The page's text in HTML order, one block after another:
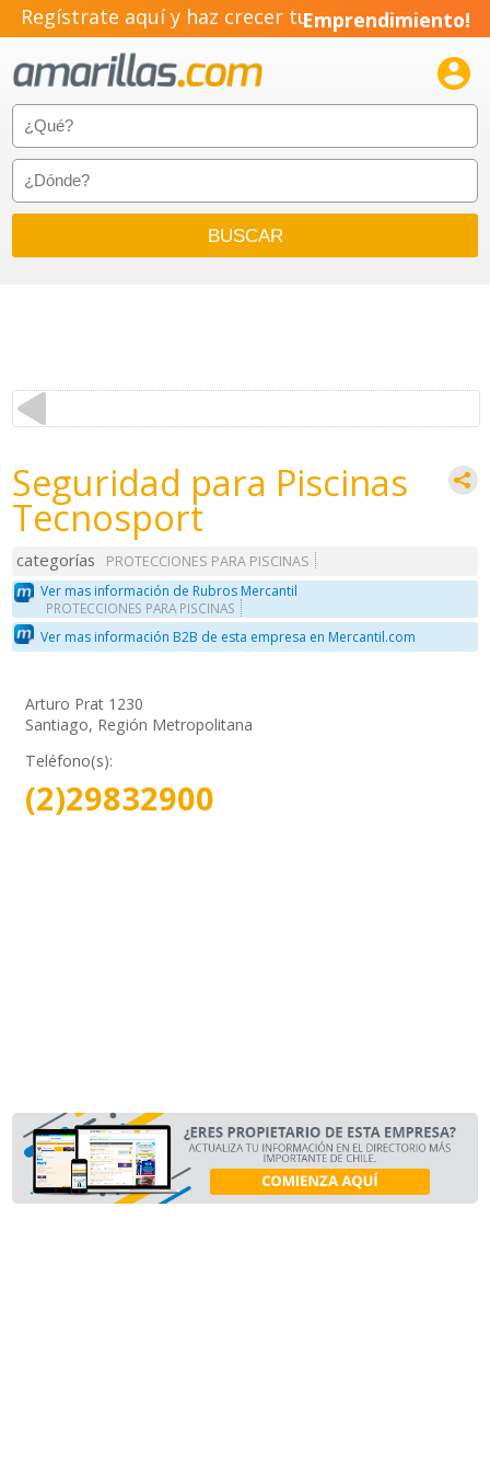
Regístrate aquí y haz crecer tuEmprendimiento!

Seguridad para Piscinas
Tecnosport
categorías
PROTECCIONES PARA PISCINAS
Ver mas información de Rubros Mercantil
PROTECCIONES PARA PISCINAS
Ver mas información B2B de esta empresa en Mercantil.com
Arturo Prat 1230
Santiago, Región Metropolitana
Teléfono(s):
(2)29832900